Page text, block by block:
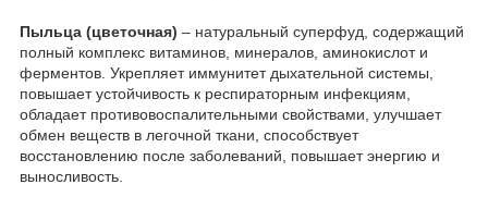
Пыльца (цветочная) – натуральный суперфуд, содержащий
полный комплекс витаминов, минералов, аминокислот и
ферментов. Укрепляет иммунитет дыхательной системы,
повышает устойчивость к респираторным инфекциям,
обладает противовоспалительными свойствами, улучшает
обмен веществ в легочной ткани, способствует
восстановлению после заболеваний, повышает энергию и
выносливость.